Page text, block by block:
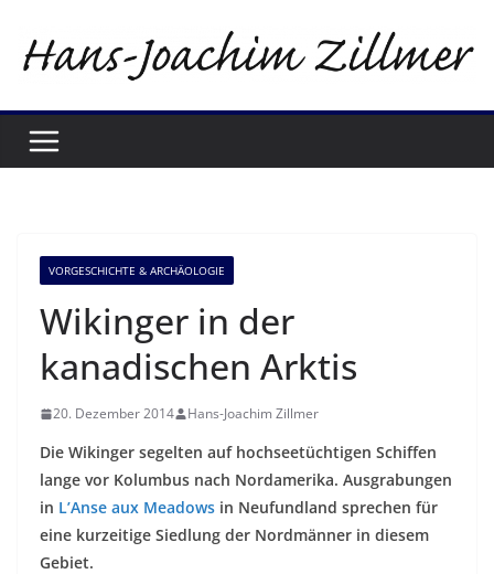
Inhalt
springen
VORGESCHICHTE & ARCHÄOLOGIE
Wikinger in der
kanadischen Arktis
20. Dezember 2014 Hans-Joachim Zillmer
Die Wikinger segelten auf hochseetüchtigen Schiffen
lange vor Kolumbus nach Nordamerika. Ausgrabungen
in L’Anse aux Meadows in Neufundland sprechen für
eine kurzeitige Siedlung der Nordmänner in diesem
Gebiet.